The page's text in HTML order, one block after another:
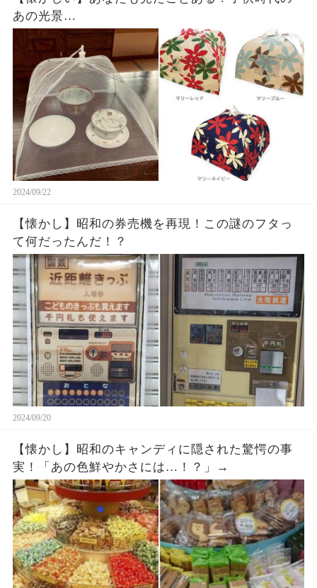
あの光景…
2024/09/22
【懐かし】昭和の券売機を再現！この謎のフタっ
て何だったんだ！？
2024/09/20
【懐かし】昭和のキャンディに隠された驚愕の事
実！「あの色鮮やかさには…！？」→